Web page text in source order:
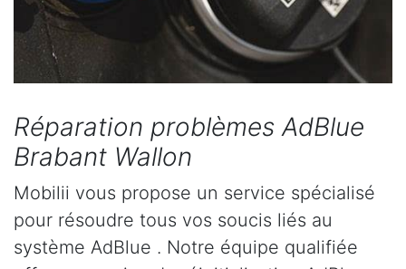
Réparation problèmes AdBlue
Brabant Wallon
Mobilii vous propose un service spécialisé
pour résoudre tous vos soucis liés au
système AdBlue . Notre équipe qualifiée